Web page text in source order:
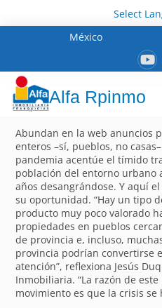
Select
México
Alfa Rpinmo
Abundan en la web anuncios
enteros –sí, pueblos, no
pandemia acentúe el tímido
población del entorno urbano
años desangrándose. Y aquí
su oportunidad. “Hay un tipo
producto muy poco valorado
propiedades en pueblos
de provincia e, incluso,
provincia podrían convertirse
atención”, reflexiona Jesús
Inmobiliaria. “La razón de este
movimiento es que la crisis